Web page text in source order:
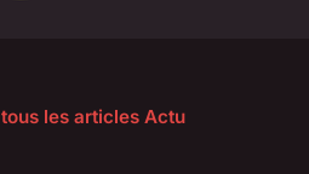
les articles Actu